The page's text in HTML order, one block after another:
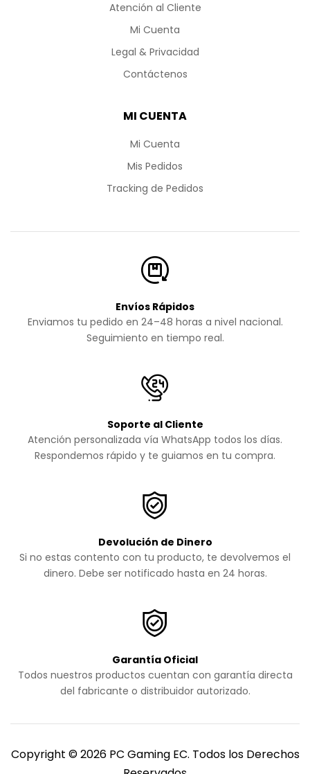
Atención al Cliente
Mi Cuenta
Legal & Privacidad
Contáctenos
MI CUENTA
Mi Cuenta
Mis Pedidos
Tracking de Pedidos
Envíos Rápidos
Enviamos tu pedido en 24–48 horas a nivel nacional.
Seguimiento en tiempo real.
Soporte al Cliente
Atención personalizada vía WhatsApp todos los días.
Respondemos rápido y te guiamos en tu compra.
Devolución de Dinero
Si no estas contento con tu producto, te devolvemos el
dinero. Debe ser notificado hasta en 24 horas.
Garantía Oficial
Todos nuestros productos cuentan con garantía directa
del fabricante o distribuidor autorizado.
Copyright © 2026 PC Gaming EC. Todos los Derechos